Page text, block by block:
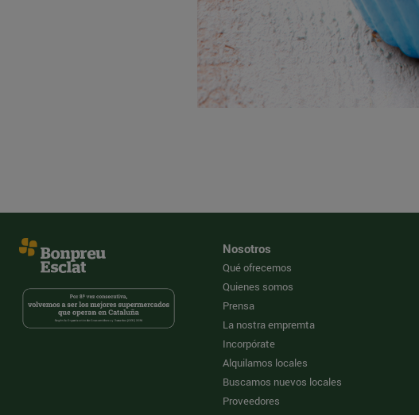
Nosotros
Qué ofrecemos
Quienes somos
Prensa
La nostra empremta
Incorpórate
Alquilamos locales
Buscamos nuevos locales
Proveedores